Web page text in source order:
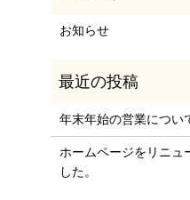
お知らせ
年末年始の営業につい
ホームページをリニュ
した。